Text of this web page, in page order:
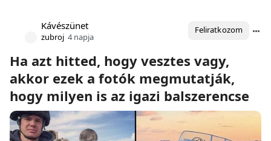
Kávészünet
zubroj 4 napja
Feliratkozom
Ha azt hitted, hogy vesztes vagy,
akkor ezek a fotók megmutatják,
hogy milyen is az igazi balszerencse